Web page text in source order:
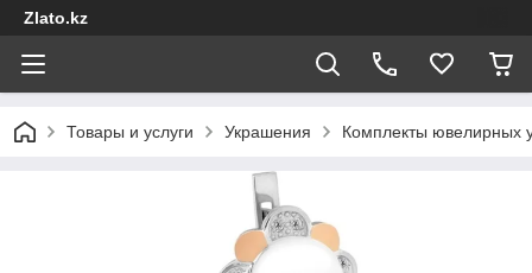
Zlato.kz
Товары и услуги Украшения Комплекты ювелирных